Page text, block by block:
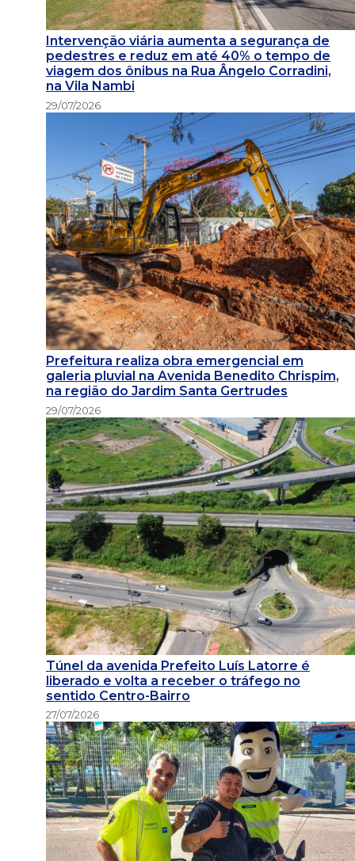
Intervenção viária aumenta a segurança de
pedestres e reduz em até 40% o tempo de
viagem dos ônibus na Rua Ângelo Corradini,
na Vila Nambi
29/07/2026
Prefeitura realiza obra emergencial em
galeria pluvial na Avenida Benedito Chrispim,
na região do Jardim Santa Gertrudes
29/07/2026
Túnel da avenida Prefeito Luís Latorre é
liberado e volta a receber o tráfego no
sentido Centro-Bairro
27/07/2026